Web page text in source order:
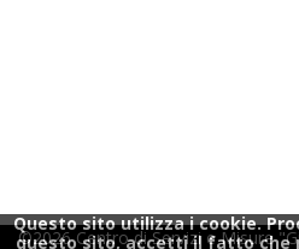
©2026 Centro di Servizi e Misure
Questo sito utilizza i cookie.
questo sito, accetti il fatto che